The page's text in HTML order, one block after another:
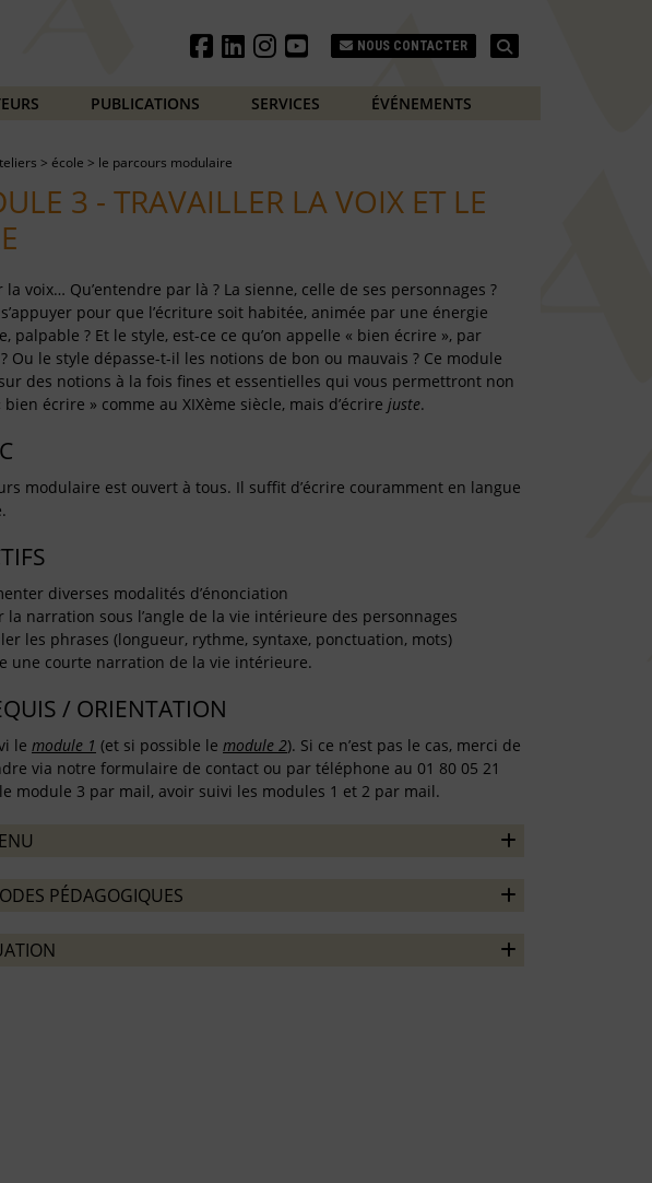
NOUS CONTACTER
PUBLICATIONS SERVICES ÉVÉNEMENTS
> école > le parcours modulaire
3 - TRAVAILLER LA VOIX ET LE
la voix… Qu’entendre par là ? La sienne, celle de ses personnages ?
pour que l’écriture soit habitée, animée par une énergie
palpable ? Et le style, est-ce ce qu’on appelle « bien écrire », par
Ou le style dépasse-t-il les notions de bon ou mauvais ? Ce module
des notions à la fois fines et essentielles qui vous permettront non
écrire » comme au XIXème siècle, mais d’écrire juste.
modulaire est ouvert à tous. Il suffit d’écrire couramment en langue
diverses modalités d’énonciation
la narration sous l’angle de la vie intérieure des personnages
les phrases (longueur, rythme, syntaxe, ponctuation, mots)
une courte narration de la vie intérieure.
/ ORIENTATION
le module 1 (et si possible le module 2). Si ce n’est pas le cas, merci de
via notre formulaire de contact ou par téléphone au 01 80 05 21
module 3 par mail, avoir suivi les modules 1 et 2 par mail.
PÉDAGOGIQUES